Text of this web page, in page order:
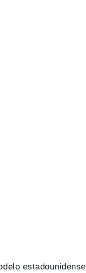
estadounidense